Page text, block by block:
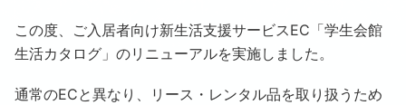
この度、ご入居者向け新生活支援サービスEC「学生会館
生活カタログ」のリニューアルを実施しました。
通常のECと異なり、リース・レンタル品を取り扱うため